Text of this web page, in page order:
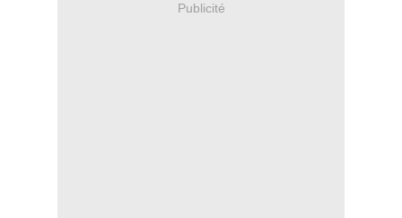
Publicité